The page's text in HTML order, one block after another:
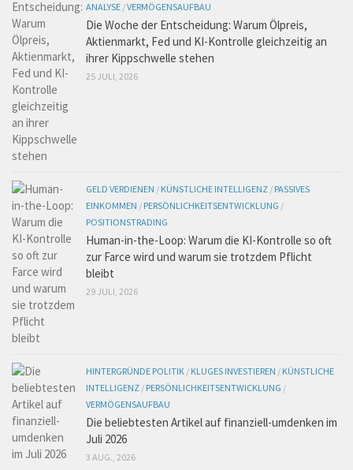
ANALYSE /VERMÖGENSAUFBAU
Die Woche der Entscheidung: Warum Ölpreis,
Aktienmarkt, Fed und KI-Kontrolle gleichzeitig an
ihrer Kippschwelle stehen
25 JULI, 2026
GELD VERDIENEN / KÜNSTLICHE INTELLIGENZ / PASSIVES
EINKOMMEN / PERSÖNLICHKEITSENTWICKLUNG /
POSITIONSTRADING
Human-in-the-Loop: Warum die KI-Kontrolle so oft
zur Farce wird und warum sie trotzdem Pflicht
bleibt
29 JULI, 2026
HINTERGRÜNDE POLITIK / KLUGES INVESTIEREN / KÜNSTLICHE
INTELLIGENZ / PERSÖNLICHKEITSENTWICKLUNG /
VERMÖGENSAUFBAU
Die beliebtesten Artikel auf finanziell-umdenken im
Juli 2026
3 AUG., 2026